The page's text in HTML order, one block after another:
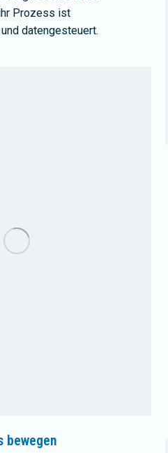
Prozess ist
datengesteuert.
bewegen